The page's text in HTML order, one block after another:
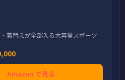
着替えが全部入る大容量スポーツ
Amazon で見る